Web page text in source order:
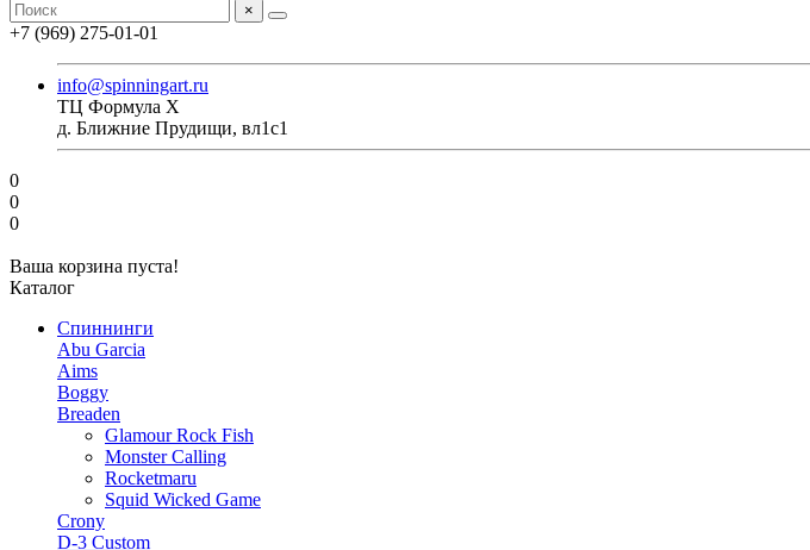
×
+7 (969) 275-01-01
info@spinningart.ru
ТЦ Формула X
д. Ближние Прудищи, вл1с1
0
0
0
Ваша корзина пуста!
Каталог
Спиннинги
Abu Garcia
Aims
Boggy
Breaden
Glamour Rock Fish
Monster Calling
Rocketmaru
Squid Wicked Game
Crony
D-3 Custom